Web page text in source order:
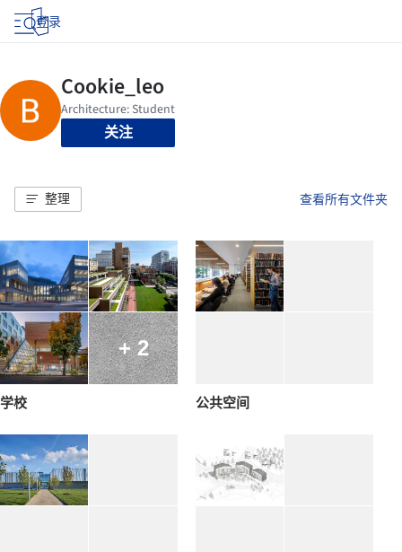
登录
关注
整理 查看所有文件夹
+ 2
学校 公共空间